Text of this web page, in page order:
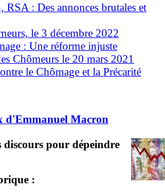
RSA : Des annonces brutales et
le 3 décembre 2022
: Une réforme injuste
Chômeurs le 20 mars 2021
le Chômage et la Précarité
d'Emmanuel Macron
discours pour dépeindre
: